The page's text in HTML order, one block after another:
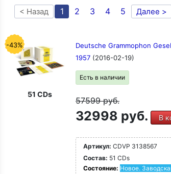
< Назад 1 2 3 4 5 Далее >
-43%
51 CDs
Deutsche Grammophon
1957 (2016-02-19)
Есть в наличии
57599руб.
32998 руб. В
Артикул: CDVP 3138567
Состав: 51 CDs
Состояние: Новое.